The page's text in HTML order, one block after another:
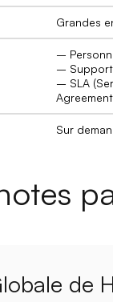
Grandes
–
–
– SLA
Sur
de